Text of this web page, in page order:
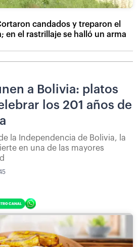
candados y treparon el
en el rastrillaje se halló un arma
a Bolivia: platos
los 201 años de
la Independencia de Bolivia, la
en una de las mayores